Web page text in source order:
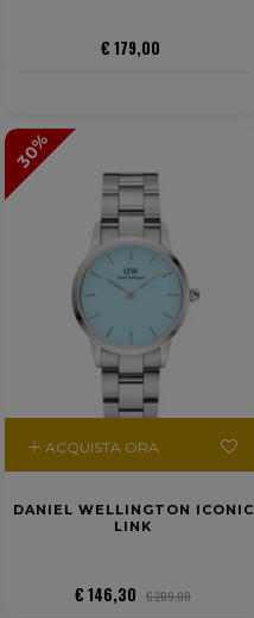
€ 179,00
30%
ACQUISTA ORA
DANIEL WELLINGTON ICONIC
LINK
€ 146,30 € 209,00